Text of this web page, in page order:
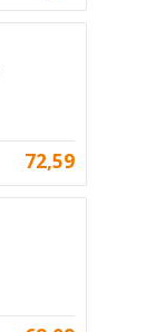
72,59